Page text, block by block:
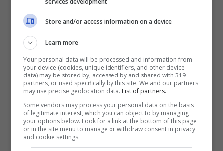
Calhanoglu in Arabia: l’Inter
prende il sostituto dalla Serie A
L’Inter può cambiare totalmente
Store and/or access information on a device
Learn more
Your personal data will be processed and information from
your device (cookies, unique identifiers, and other device
data) may be stored by, accessed by and shared with 319
partners, or used specifically by this site. We and our partners
may use precise geolocation data. List of partners.
Some vendors may process your personal data on the basis
of legitimate interest, which you can object to by managing
your options below. Look for a link at the bottom of this page
or in the site menu to manage or withdraw consent in privacy
and cookie settings.